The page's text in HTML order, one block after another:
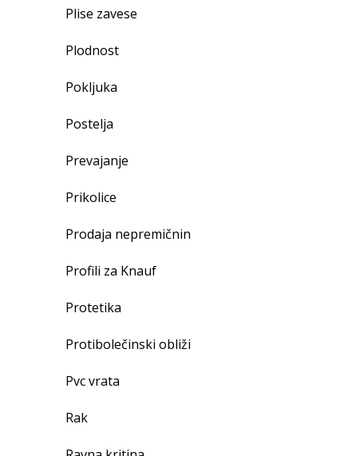
Plise zavese
Plodnost
Pokljuka
Postelja
Prevajanje
Prikolice
Prodaja nepremičnin
Profili za Knauf
Protetika
Protibolečinski obliži
Pvc vrata
Rak